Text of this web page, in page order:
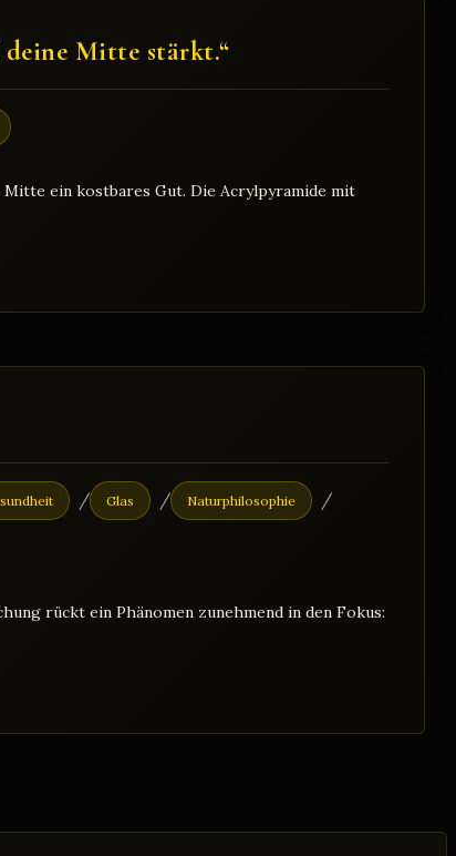
Mitte stärkt.“
ein kostbares Gut. Die Acrylpyramide mit
/ Glas / Naturphilosophie /
rückt ein Phänomen zunehmend in den Fokus: